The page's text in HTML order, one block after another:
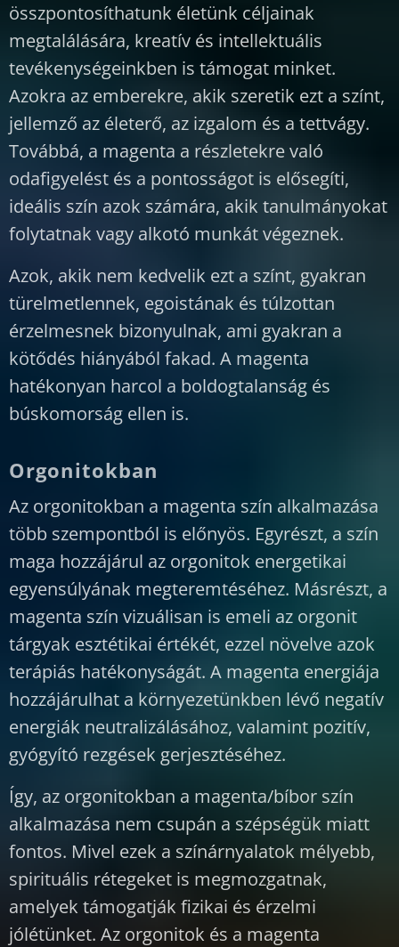
összpontosíthatunk életünk céljainak
megtalálására, kreatív és intellektuális
tevékenységeinkben is támogat minket.
Azokra az emberekre, akik szeretik ezt a színt,
jellemző az életerő, az izgalom és a tettvágy.
Továbbá, a magenta a részletekre való
odafigyelést és a pontosságot is elősegíti,
ideális szín azok számára, akik tanulmányokat
folytatnak vagy alkotó munkát végeznek.
Azok, akik nem kedvelik ezt a színt, gyakran
türelmetlennek, egoistának és túlzottan
érzelmesnek bizonyulnak, ami gyakran a
kötődés hiányából fakad. A magenta
hatékonyan harcol a boldogtalanság és
búskomorság ellen is.
Orgonitokban
Az orgonitokban a magenta szín alkalmazása
több szempontból is előnyös. Egyrészt, a szín
maga hozzájárul az orgonitok energetikai
egyensúlyának megteremtéséhez. Másrészt, a
magenta szín vizuálisan is emeli az orgonit
tárgyak esztétikai értékét, ezzel növelve azok
terápiás hatékonyságát. A magenta energiája
hozzájárulhat a környezetünkben lévő negatív
energiák neutralizálásához, valamint pozitív,
gyógyító rezgések gerjesztéséhez.
Így, az orgonitokban a magenta/bíbor szín
alkalmazása nem csupán a szépségük miatt
fontos. Mivel ezek a színárnyalatok mélyebb,
spirituális rétegeket is megmozgatnak,
amelyek támogatják fizikai és érzelmi
jólétünket. Az orgonitok és a magenta